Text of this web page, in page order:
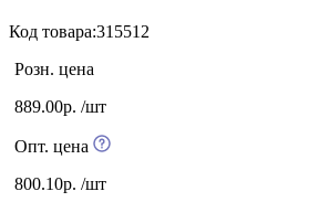
Код товара:315512
Розн. цена
889.00р. /шт
Опт. цена
800.10р. /шт